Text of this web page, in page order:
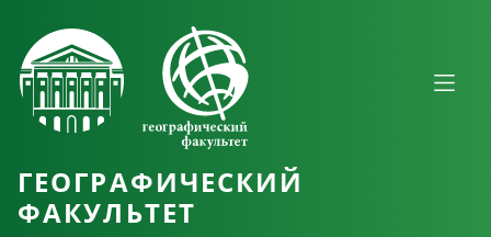
ГЕОГРАФИЧЕСКИЙ
ФАКУЛЬТЕТ